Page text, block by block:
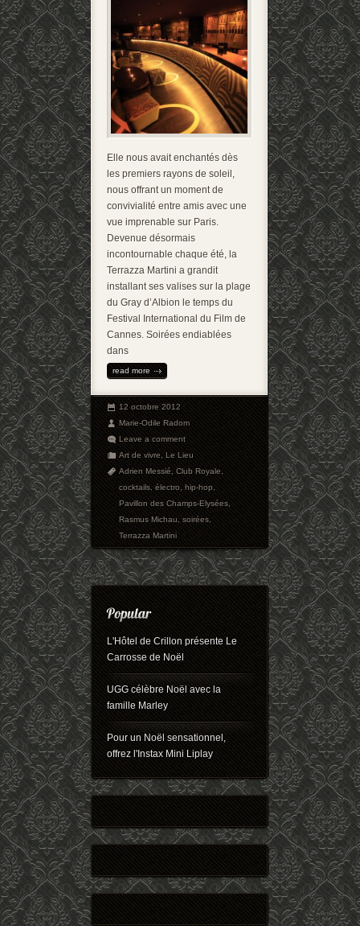
Elle nous avait enchantés dès
les premiers rayons de soleil,
nous offrant un moment de
convivialité entre amis avec une
vue imprenable sur Paris.
Devenue désormais
incontournable chaque été, la
Terrazza Martini a grandit
installant ses valises sur la plage
du Gray d’Albion le temps du
Festival International du Film de
Cannes. Soirées endiablées
dans
read more
12 octobre 2012
Marie-Odile Radom
Leave a comment
Art de vivre,Le Lieu
Adrien Messié,Club Royale,
cocktails,électro,hip-hop,
Pavillon des Champs-Elysées,
Rasmus Michau,soirées,
Terrazza Martini
L'Hôtel de Crillon présente Le
Carrosse de Noël
UGG célèbre Noël avec la
famille Marley
Pour un Noël sensationnel,
offrez l'Instax Mini Liplay